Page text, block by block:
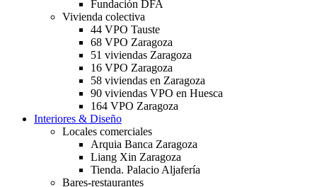
Fundación DFA
Vivienda colectiva
44 VPO Tauste
68 VPO Zaragoza
51 viviendas Zaragoza
16 VPO Zaragoza
58 viviendas en Zaragoza
90 viviendas VPO en Huesca
164 VPO Zaragoza
Interiores & Diseño
Locales comerciales
Arquia Banca Zaragoza
Liang Xin Zaragoza
Tienda. Palacio Aljafería
Bares-restaurantes